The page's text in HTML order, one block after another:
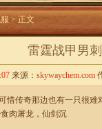
> 正文
雷霆战甲男
来源： skywaychem.com
惜传奇那边也有一只很
肉屠龙，仙剑沉